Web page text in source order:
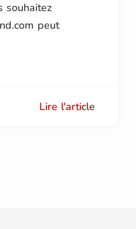
souhaitez
peut
Lire l'article